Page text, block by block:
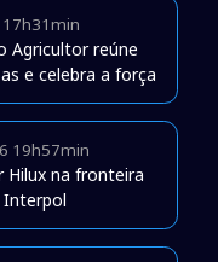
Agricultor reúne
e celebra a força
19h57min
Hilux na fronteira